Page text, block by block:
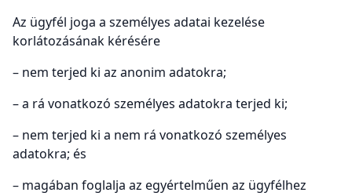
Az ügyfél joga a személyes adatai kezelése
korlátozásának kérésére
– nem terjed ki az anonim adatokra;
– a rá vonatkozó személyes adatokra terjed ki;
– nem terjed ki a nem rá vonatkozó személyes
adatokra; és
– magában foglalja az egyértelműen az ügyfélhez